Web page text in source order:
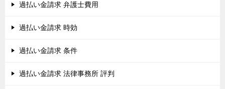
過払い金請求 弁護士費用
過払い金請求 時効
過払い金請求 条件
過払い金請求 法律事務所 評判